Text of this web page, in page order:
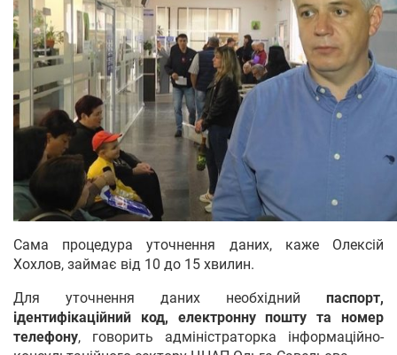
Сама процедура уточнення даних, каже Олексій
Хохлов, займає від 10 до 15 хвилин.
Для уточнення даних необхідний паспорт,
ідентифікаційний код, електронну пошту та номер
телефону, говорить адміністраторка інформаційно-